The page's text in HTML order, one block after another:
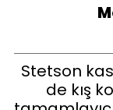
Stetson
de kış